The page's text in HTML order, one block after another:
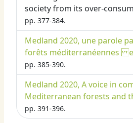
society from its over-
pp. 377-384.
Medland 2020, une parole
forêts méditerranéennes
pp. 385-390.
Medland 2020, A voice in
Mediterranean forests and
pp. 391-396.